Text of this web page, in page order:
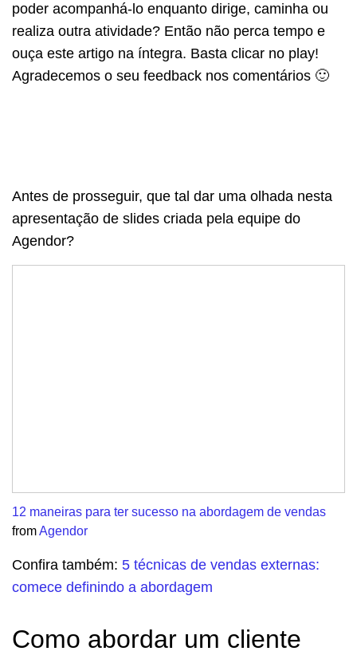
poder acompanhá-lo enquanto dirige, caminha ou
realiza outra atividade? Então não perca tempo e
ouça este artigo na íntegra. Basta clicar no play!
Agradecemos o seu feedback nos comentários 🙂
Antes de prosseguir, que tal dar uma olhada nesta
apresentação de slides criada pela equipe do
Agendor?
12 maneiras para ter sucesso na abordagem de vendas
fromAgendor
Confira também: 5 técnicas de vendas externas:
comece definindo a abordagem
Como abordar um cliente